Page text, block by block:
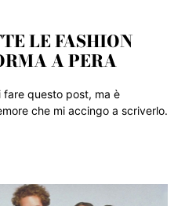
LE FASHION
A PERA
questo post, ma è
che mi accingo a scriverlo.